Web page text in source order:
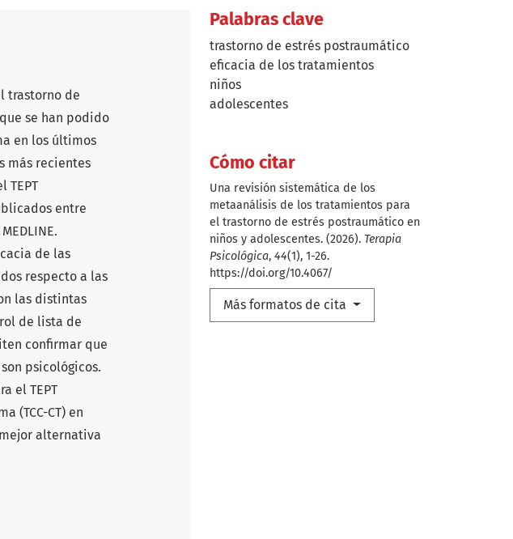
Palabras clave
trastorno de estrés postraumático
eficacia de los tratamientos
niños
adolescentes
Cómo citar
Una revisión sistemática de los
metaanálisis de los tratamientos para
el trastorno de estrés postraumático en
niños y adolescentes. (2026). Terapia
Psicológica, 44(1), 1-26.
https://doi.org/10.4067/
Más formatos de cita
trastorno de
se han podido
en los últimos
más recientes
TEPT
entre
de las
respecto a las
las distintas
de lista de
confirmar que
psicológicos.
el TEPT
(TCC-CT) en
alternativa